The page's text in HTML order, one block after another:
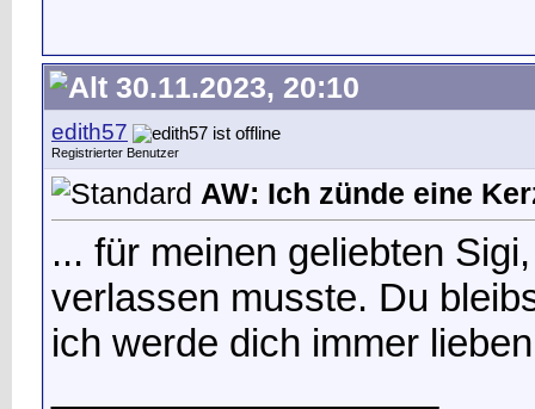
30.11.2023, 20:10
edith57
Registrierter Benutzer
AW: Ich zünde eine
... für meinen geliebten
verlassen musste. Du
ich werde dich immer